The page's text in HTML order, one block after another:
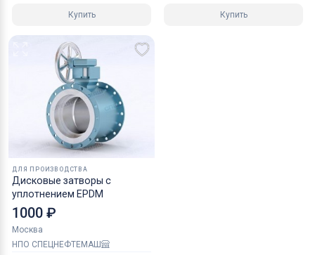
Купить Купить
ДЛЯ ПРОИЗВОДСТВА
Дисковые затворы с
уплотнением EPDM
1000 ₽
Москва
НПО СПЕЦНЕФТЕМАШ